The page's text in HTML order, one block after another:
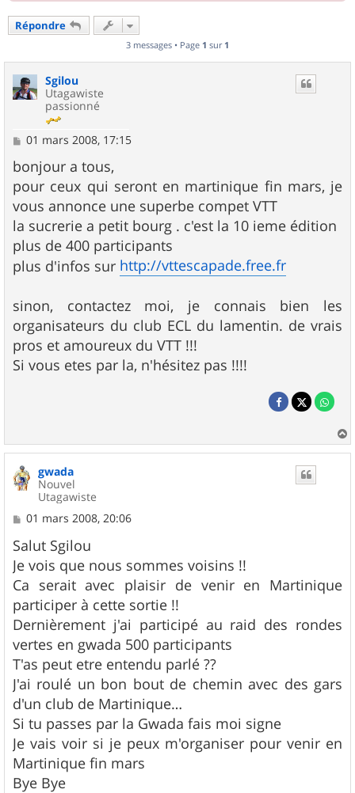
Répondre
3 messages • Page 1 sur 1
Sgilou
Utagawiste
passionné
M
s
s
a
g
e
01 mars 2008, 17:15
bonjour a tous,
pour ceux qui seront en martinique fin mars, je
vous annonce une superbe compet VTT
la sucrerie a petit bourg . c'est la 10 ieme édition
plus de 400 participants
plus d'infos sur http://vttescapade.free.fr
sinon, contactez moi, je connais bien les
organisateurs du club ECL du lamentin. de vrais
pros et amoureux du VTT !!!
Si vous etes par la, n'hésitez pas !!!!
a
gwada
Nouvel
Utagawiste
M
s
s
a
g
e
01 mars 2008, 20:06
Salut Sgilou
Je vois que nous sommes voisins !!
Ca serait avec plaisir de venir en Martinique
participer à cette sortie !!
Dernièrement j'ai participé au raid des rondes
vertes en gwada 500 participants
T'as peut etre entendu parlé ??
J'ai roulé un bon bout de chemin avec des gars
d'un club de Martinique…
Si tu passes par la Gwada fais moi signe
Je vais voir si je peux m'organiser pour venir en
Martinique fin mars
Bye Bye